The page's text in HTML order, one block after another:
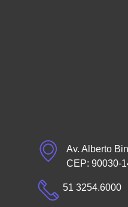
Av. Alberto
CEP: 90030-
51 3254.6000